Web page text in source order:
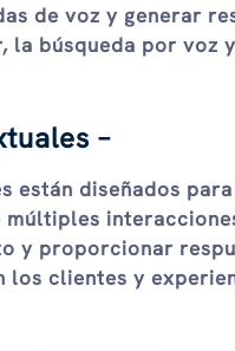
de voz y generar
la búsqueda por
–
están diseñados
y proporcionar
los clientes y